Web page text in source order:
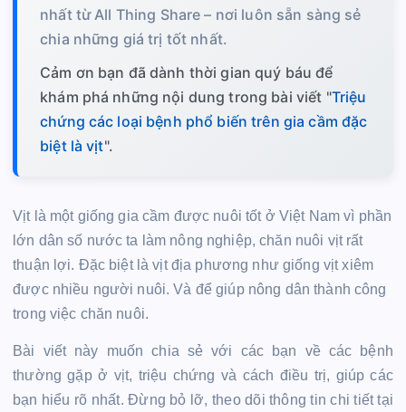
nhất từ All Thing Share – nơi luôn sẵn sàng sẻ
chia những giá trị tốt nhất.
Cảm ơn bạn đã dành thời gian quý báu để
khám phá những nội dung trong bài viết "Triệu
chứng các loại bệnh phổ biến trên gia cầm đặc
biệt là vịt".
Vịt là một giống gia cầm được nuôi tốt ở Việt Nam vì phần
lớn dân số nước ta làm nông nghiệp, chăn nuôi vịt rất
thuận lợi. Đặc biệt là vịt địa phương như giống vịt xiêm
được nhiều người nuôi. Và để giúp nông dân thành công
trong việc chăn nuôi.
Bài viết này muốn chia sẻ với các bạn về các bệnh
thường gặp ở vịt, triệu chứng và cách điều trị, giúp các
bạn hiểu rõ nhất. Đừng bỏ lỡ, theo dõi thông tin chi tiết tại